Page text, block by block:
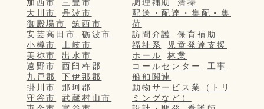
加西市
三豊市
大川市
丹波市
御殿場市
筑西市
安芸高田市
砺波市
小樽市
土岐市
美祢市
出水市
遠野市
西臼杵郡
九戸郡
下伊那郡
掛川市
那珂郡
守谷市
武蔵村山市
調理補助
清掃
配送・配達・集配・集
荷
訪問介護
保育補助
福祉系
児童発達支援
ホール
林業
コールセンター
工事
船舶関連
動物サービス業（トリ
ミングなど）